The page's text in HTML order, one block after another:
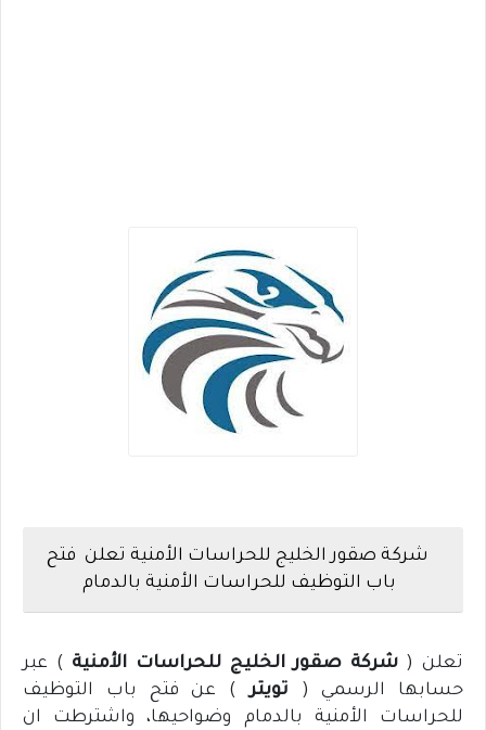
شركة صقور الخليج للحراسات الأمنية تعلن فتح
باب التوظيف للحراسات الأمنية بالدمام
تعلن (شركة صقور الخليج للحراسات الأمنية ) عبر
حسابها الرسمي (
تويتر
) عن فتح باب التوظيف
للحراسات الأمنية بالدمام وضواحيها، واشترطت ان